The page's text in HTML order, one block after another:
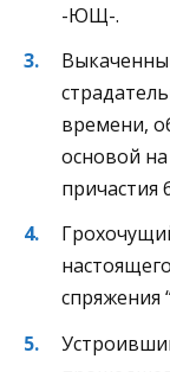
-ЮЩ-.
времени,
основой
причастия
спряжения